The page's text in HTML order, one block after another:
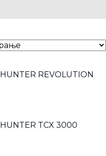
HUNTER REVOLUTION
HUNTER TCX 3000